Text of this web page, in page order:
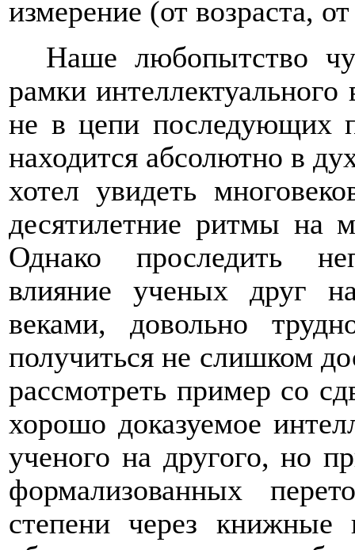
измерение (от возраста,
Наше любопытство
рамки
не в цепи последующих
находится абсолютно в
хотел увидеть
десятилетние ритмы на
Однако проследить
влияние ученых друг
веками, довольно
получиться не слишком
рассмотреть пример со
хорошо доказуемое
ученого на другого, но
формализованных
степени через книжные